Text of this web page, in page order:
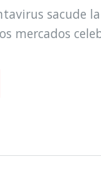
sacude
mercados